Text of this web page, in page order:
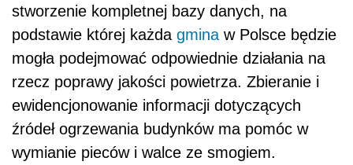
stworzenie kompletnej bazy danych, na
podstawie której każda gmina w Polsce będzie
mogła podejmować odpowiednie działania na
rzecz poprawy jakości powietrza. Zbieranie i
ewidencjonowanie informacji dotyczących
źródeł ogrzewania budynków ma pomóc w
wymianie pieców i walce ze smogiem.